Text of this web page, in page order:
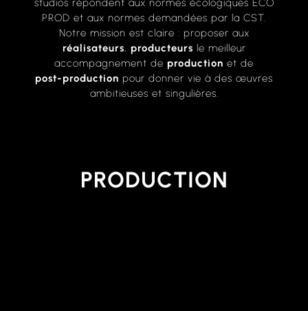
PROD et aux normes demandées par la CST.
Notre mission est claire : proposer aux
réalisateurs, producteurs le meilleur
accompagnement de production et de
post-production pour donner vie à des œuvres
ambitieuses et singulières.
PRODUCTION